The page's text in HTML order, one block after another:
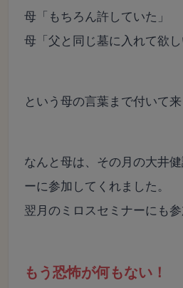
母「もちろん許していた」
母「父と同じ墓に入れて欲し
という母の言葉まで付いて来
なんと母は、その月の大井
ーに参加してくれました。
翌月のミロスセミナーにも参
もう恐怖が何もない！